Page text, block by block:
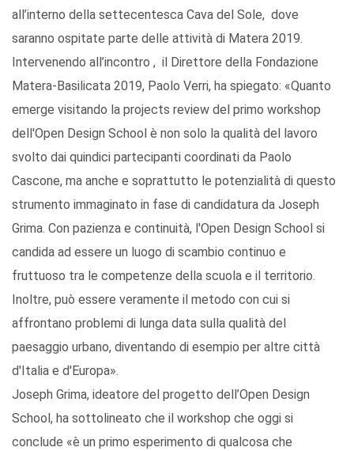
all’interno della settecentesca Cava del Sole, dove
saranno ospitate parte delle attività di Matera 2019.
Intervenendo all’incontro , il Direttore della Fondazione
Matera-Basilicata 2019, Paolo Verri, ha spiegato: «Quanto
emerge visitando la projects review del primo workshop
dell'Open Design School è non solo la qualità del lavoro
svolto dai quindici partecipanti coordinati da Paolo
Cascone, ma anche e soprattutto le potenzialità di questo
strumento immaginato in fase di candidatura da Joseph
Grima. Con pazienza e continuità, l'Open Design School si
candida ad essere un luogo di scambio continuo e
fruttuoso tra le competenze della scuola e il territorio.
Inoltre, può essere veramente il metodo con cui si
affrontano problemi di lunga data sulla qualità del
paesaggio urbano, diventando di esempio per altre città
d'Italia e d'Europa».
Joseph Grima, ideatore del progetto dell’Open Design
School, ha sottolineato che il workshop che oggi si
conclude «è un primo esperimento di qualcosa che